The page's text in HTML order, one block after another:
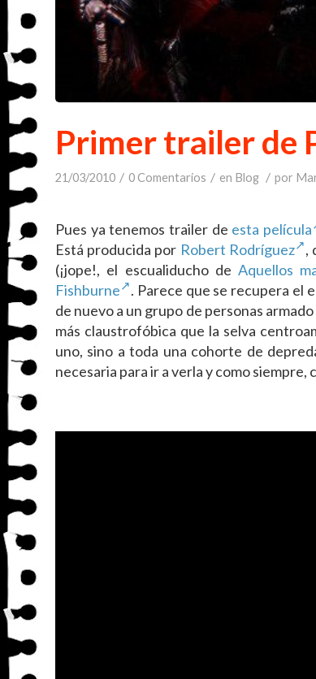
Primer trailer de
21/03/2010 / 0 Comentarios / en Blog / por
Pues ya tenemos trailer de esta película
Está producida por Robert Rodríguez ,
(¡jope!, el escualiducho deAquellos
Fishburne
. Parece que se recupera el
de nuevo a un grupo de personas armado
más claustrofóbica que la selva
uno, sino a toda una cohorte de
necesaria para ir a verla y como siempre,